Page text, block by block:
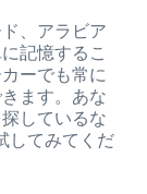
、アラビア
記憶するこ
ーでも常に
ます。あな
しているな
してみてくだ